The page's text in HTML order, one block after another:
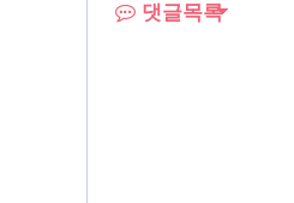
댓글목록